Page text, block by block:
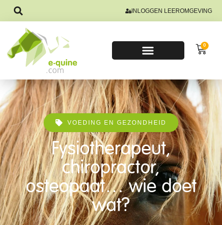
INLOGGEN LEEROMGEVING
0
VOEDING EN GEZONDHEID
Fysiotherapeut,
chiropractor,
osteopaat… wie doet
wat?